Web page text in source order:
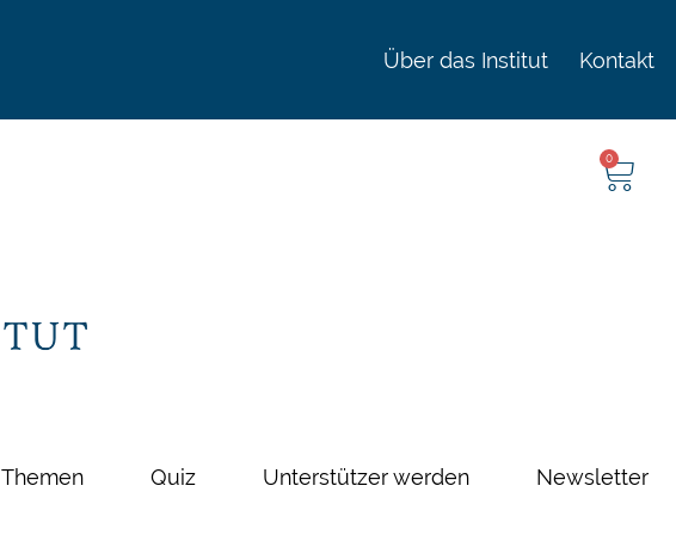
Über das Institut Kontakt
0
Themen Quiz Unterstützer werden Newsletter